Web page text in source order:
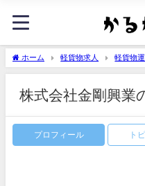
ホーム 軽貨物求人 軽貨物
ミ・評判
株式会社金剛興業
プロフィール ト